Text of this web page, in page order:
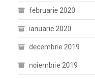
februarie 2020
ianuarie 2020
decembrie 2019
noiembrie 2019